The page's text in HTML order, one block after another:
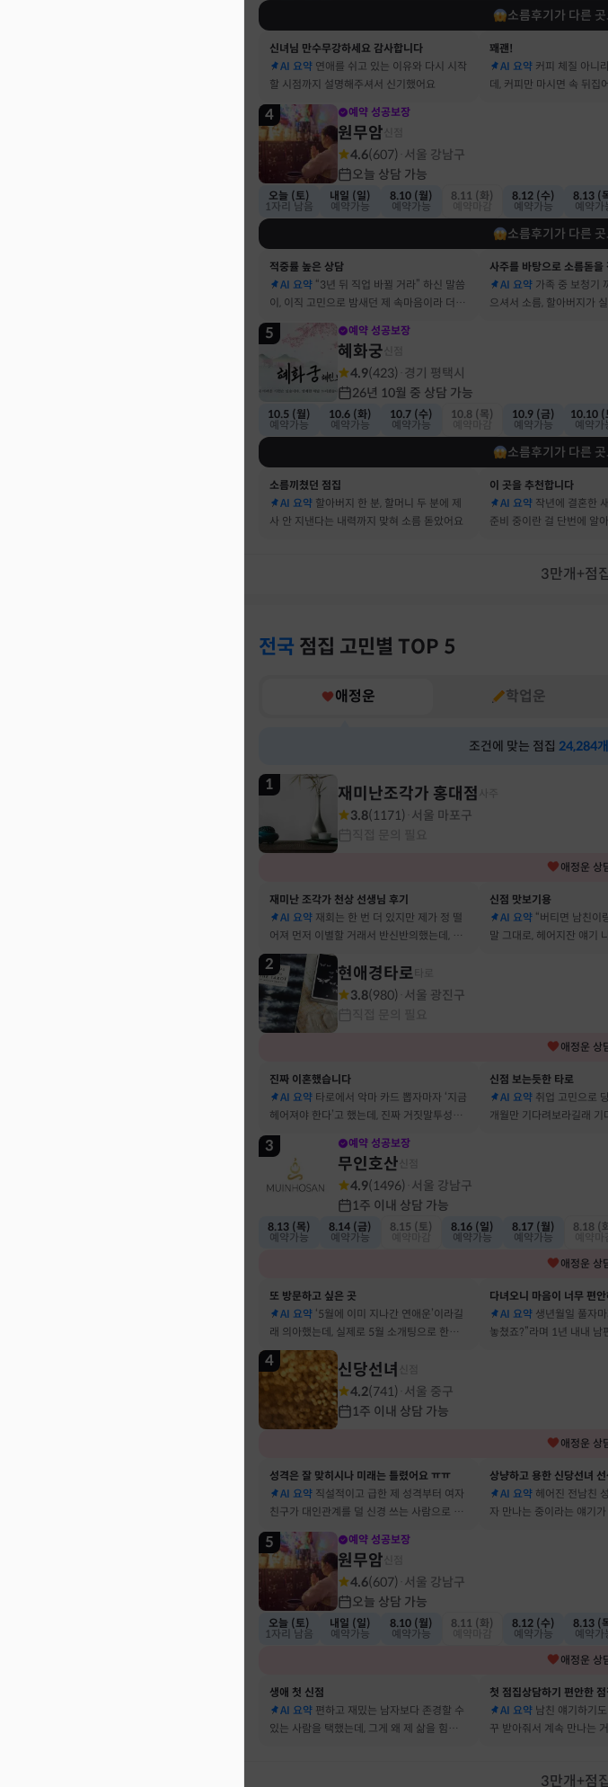
소름후기가 다른
신녀님 만수무강하세요 감사합니다
AI 요약 연애를 쉬고 있는 이유와 다시 시작
할 시점까지 설명해주셔서 신기했어요
꽤괜!
AI 요약 커피 체질 아니
데, 커피만 마시면 속 뒤집
4 예약 성공보장
원무암
4.6(607) 서울 강남구
오늘 상담 가능
오늘 (토)
1자리 남음
내일 (일)
예약가능
8.10 (월)
예약가능
8.11 (화)
8.12 (수)
예약가능
8.13 (
예약가
소름후기가 다른
적중률 높은 상담
AI 요약 “3년 뒤 직업 바뀔 거라” 하신 말씀
이, 이직 고민으로 밤새던 제 속마음이라 더 신
기했어요
AI 요약 가족 중 보청기
으셔서 소름, 할아버지가
5 예약 성공보장
혜화궁
4.9(423) 경기 평택시
26년 10월 중 상담 가능
10.5 (월)
예약가능
10.6 (화)
예약가능
10.7 (수)
예약가능
10.8 (목)
10.9 (금)
예약가능
10.10 (
예약가
소름후기가 다른
소름끼쳤던 점집
AI 요약 할아버지 한 분, 할머니 두 분에 제
사 안 지낸다는 내력까지 맞혀 소름 돋았어요
이 곳을 추천합니다
AI 요약 작년에 결혼한
준비 중이란 걸 단번에 알
3만개+점
전국 점집 고민별 TOP 5
애정운 학업운
조건에 맞는 점집 24,284개
1 재미난조각가 홍대점
3.8(1171) 서울 마포구
애정운 상
재미난 조각가 천상 선생님 후기
AI 요약 재회는 한 번 더 있지만 제가 정 떨
어져 먼저 이별할 거래서 반신반의했는데, 정
말 재회 후 제가 먼저 헤어지자고 했어요
신점 맛보기용
AI 요약 “버티면 남친이
말 그대로, 헤어지잔 얘기
2 현애경타로
3.8(980) 서울 광진구
애정운 상
진짜 이혼했습니다
AI 요약 타로에서 악마 카드 뽑자마자 ‘지금
헤어져야 한다’고 했는데, 진짜 거짓말투성이
결혼 생활 끝에 이혼 숙고 중이에요
신점 보는듯한 타로
AI 요약 취업 고민으로
개월만 기다려보라길래 기
3 예약 성공보장
무인호산
4.9(1496) 서울 강남구
1주 이내 상담 가능
8.13 (목)
예약가능
8.14 (금)
예약가능
8.15 (토)
8.16 (일)
예약가능
8.17 (월)
예약가능
8.18 (
애정운 상
또 방문하고 싶은 곳
AI 요약 ‘5월에 이미 지나간 연애운’이라길
래 의아했는데, 실제로 5월 소개팅으로 한참
고민했던 사람이 있었어요
다녀오니 마음이 너무 편
AI 요약 생년월일 풀자
놓쳤죠?”라며 1년 내내 남
4 신당선녀
4.2(741) 서울 중구
1주 이내 상담 가능
애정운 상
성격은 잘 맞히시나 미래는 틀렸어요 ㅠㅠ
AI 요약 직설적이고 급한 제 성격부터 여자
친구가 대인관계를 덜 신경 쓰는 사람으로 바
뀔 거란 말까지 그대로 현실이 됐어요
상냥하고 용한 신당선녀 선
AI 요약 헤어진 전남친
자 만나는 중이라는 얘기
5 예약 성공보장
원무암
4.6(607) 서울 강남구
오늘 상담 가능
오늘 (토)
1자리 남음
내일 (일)
예약가능
8.10 (월)
예약가능
8.11 (화)
8.12 (수)
예약가능
8.13 (
예약가
애정운 상
생애 첫 신점
AI 요약 편하고 재밌는 남자보다 존경할 수
있는 사람을 택했는데, 그게 왜 제 삶을 힘들게
첫 점집상담하기 편안한 점
AI 요약 남친 얘기하기
꾸 받아줘서 계속 만나는
3만개+점